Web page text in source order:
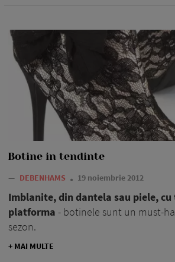
Botine in tendinte
— DEBENHAMS 19 noiembrie 2012
Imblanite, din dantela sau piele,
platforma - botinele sunt un must-
sezon.
+ MAI MULTE